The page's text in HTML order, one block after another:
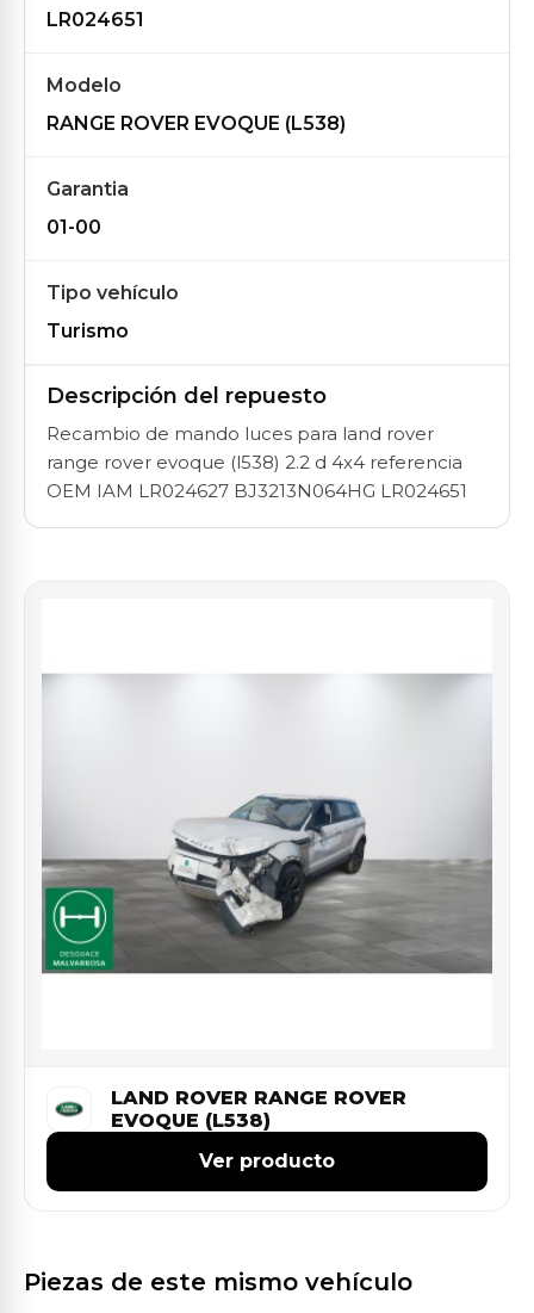
LR024651
Modelo
RANGE ROVER EVOQUE (L538)
Garantia
01-00
Tipo vehículo
Turismo
Descripción del repuesto
Recambio de mando luces para land rover
range rover evoque (l538) 2.2 d 4x4 referencia
OEM IAM LR024627 BJ3213N064HG LR024651
LAND ROVER RANGE ROVER
EVOQUE (L538)
Ver producto
Piezas de este mismo vehículo